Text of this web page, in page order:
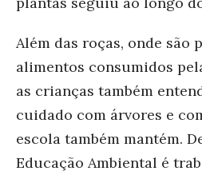
Além das roças, onde são
alimentos consumidos
as crianças também
cuidado com árvores e
escola também mantém.
Educação Ambiental é